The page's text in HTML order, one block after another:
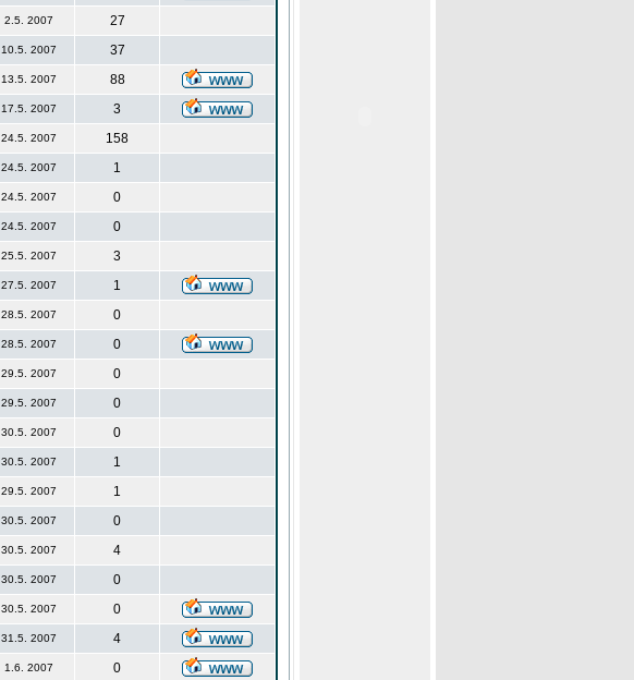
2.5. 2007
27
10.5. 2007
37
13.5. 2007
88
17.5. 2007
3
24.5. 2007
158
24.5. 2007
1
24.5. 2007
0
24.5. 2007
0
25.5. 2007
3
27.5. 2007
1
28.5. 2007
0
28.5. 2007
0
29.5. 2007
0
29.5. 2007
0
30.5. 2007
0
30.5. 2007
1
29.5. 2007
1
30.5. 2007
0
30.5. 2007
4
30.5. 2007
0
30.5. 2007
0
31.5. 2007
4
1.6. 2007
0